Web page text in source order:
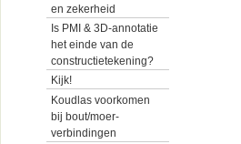
en zekerheid
Is PMI & 3D-annotatie
het einde van de
constructietekening?
Kijk!
Koudlas voorkomen
bij bout/moer-
verbindingen